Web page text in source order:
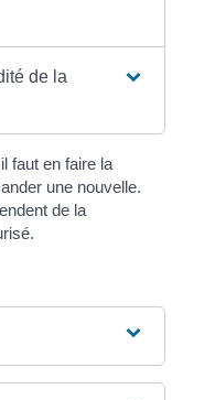
de la
faut en faire la
une nouvelle.
de la